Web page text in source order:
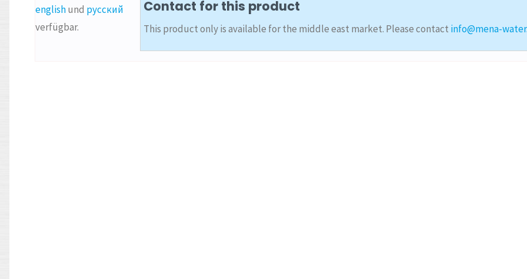
Contact for this product
This product only is available for the middle east market. Please contact info@mena-
englishund русский
verfügbar.